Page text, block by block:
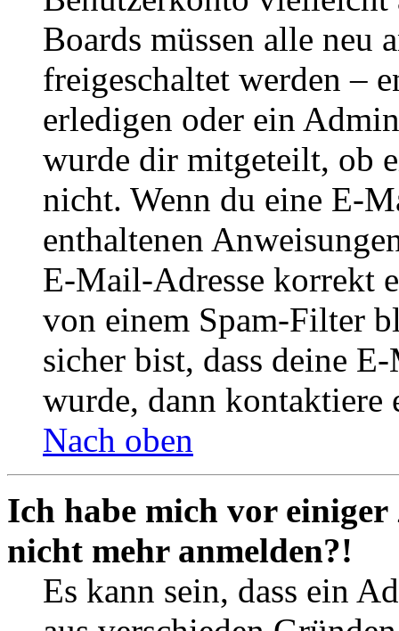
Boards müssen alle neu
freigeschaltet werden –
erledigen oder ein
wurde dir mitgeteilt, ob
nicht. Wenn du eine E-
enthaltenen
E-Mail-Adresse korrekt
von einem Spam-Filter
sicher bist, dass deine
wurde, dann kontaktiere
Nach oben
Ich habe mich vor
nicht mehr anmelden?!
Es kann sein, dass ein